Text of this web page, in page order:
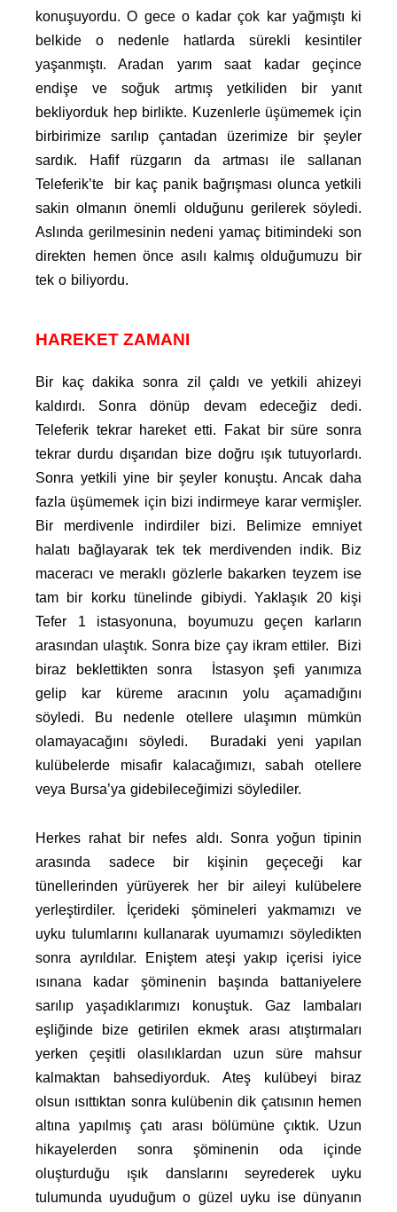
konuşuyordu. O gece o kadar çok kar yağmıştı ki
belkide o nedenle hatlarda sürekli kesintiler
yaşanmıştı. Aradan yarım saat kadar geçince
endişe ve soğuk artmış yetkiliden bir yanıt
bekliyorduk hep birlikte. Kuzenlerle üşümemek için
birbirimize sarılıp çantadan üzerimize bir şeyler
sardık. Hafif rüzgarın da artması ile sallanan
Teleferik’te bir kaç panik bağrışması olunca yetkili
sakin olmanın önemli olduğunu gerilerek söyledi.
Aslında gerilmesinin nedeni yamaç bitimindeki son
direkten hemen önce asılı kalmış olduğumuzu bir
tek o biliyordu.
HAREKET ZAMANI
Bir kaç dakika sonra zil çaldı ve yetkili ahizeyi
kaldırdı. Sonra dönüp devam edeceğiz dedi.
Teleferik tekrar hareket etti. Fakat bir süre sonra
tekrar durdu dışarıdan bize doğru ışık tutuyorlardı.
Sonra yetkili yine bir şeyler konuştu. Ancak daha
fazla üşümemek için bizi indirmeye karar vermişler.
Bir merdivenle indirdiler bizi. Belimize emniyet
halatı bağlayarak tek tek merdivenden indik. Biz
maceracı ve meraklı gözlerle bakarken teyzem ise
tam bir korku tünelinde gibiydi. Yaklaşık 20 kişi
Tefer 1 istasyonuna, boyumuzu geçen karların
arasından ulaştık. Sonra bize çay ikram ettiler. Bizi
biraz beklettikten sonra İstasyon şefi yanımıza
gelip kar küreme aracının yolu açamadığını
söyledi. Bu nedenle otellere ulaşımın mümkün
olamayacağını söyledi. Buradaki yeni yapılan
kulübelerde misafir kalacağımızı, sabah otellere
veya Bursa’ya gidebileceğimizi söylediler.
Herkes rahat bir nefes aldı. Sonra yoğun tipinin
arasında sadece bir kişinin geçeceği kar
tünellerinden yürüyerek her bir aileyi kulübelere
yerleştirdiler. İçerideki şömineleri yakmamızı ve
uyku tulumlarını kullanarak uyumamızı söyledikten
sonra ayrıldılar. Eniştem ateşi yakıp içerisi iyice
ısınana kadar şöminenin başında battaniyelere
sarılıp yaşadıklarımızı konuştuk. Gaz lambaları
eşliğinde bize getirilen ekmek arası atıştırmaları
yerken çeşitli olasılıklardan uzun süre mahsur
kalmaktan bahsediyorduk. Ateş kulübeyi biraz
olsun ısıttıktan sonra kulübenin dik çatısının hemen
altına yapılmış çatı arası bölümüne çıktık. Uzun
hikayelerden sonra şöminenin oda içinde
oluşturduğu ışık danslarını seyrederek uyku
tulumunda uyuduğum o güzel uyku ise dünyanın